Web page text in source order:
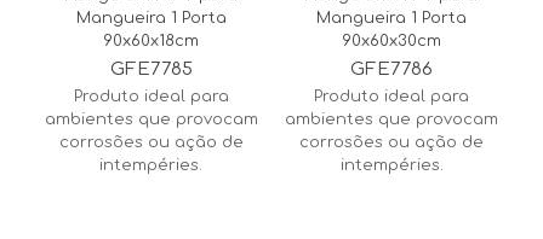
Mangueira 1 Porta
90x60x18cm
GFE7785
Produto ideal para
ambientes que provocam
corrosões ou ação de
intempéries.
Mangueira 1 Porta
90x60x30cm
GFE7786
Produto ideal para
ambientes que provocam
corrosões ou ação de
intempéries.